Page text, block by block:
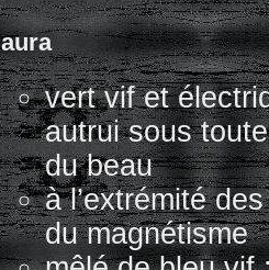
aura
vert vif et
autrui sous
du beau
à l’extrémité
du magnétisme